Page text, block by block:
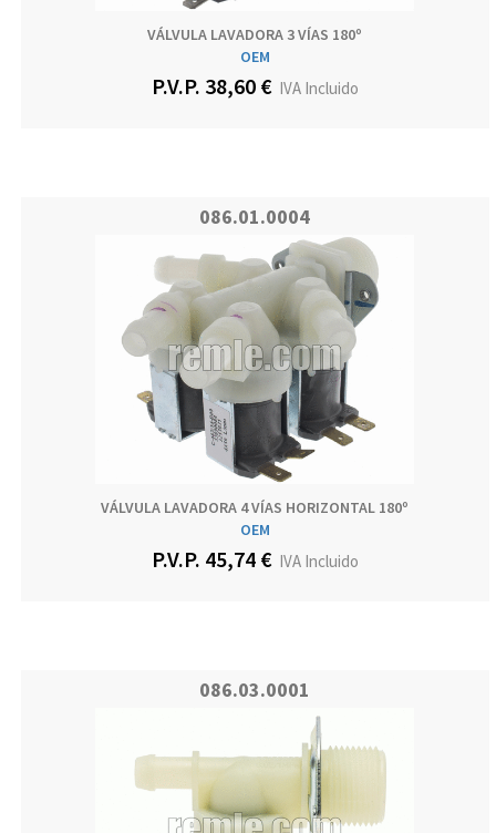
VÁLVULA LAVADORA 3 VÍAS 180º
OEM
P.V.P. 38,60 €IVA Incluido
086.01.0004
VÁLVULA LAVADORA 4 VÍAS HORIZONTAL 180º
OEM
P.V.P. 45,74 €IVA Incluido
086.03.0001